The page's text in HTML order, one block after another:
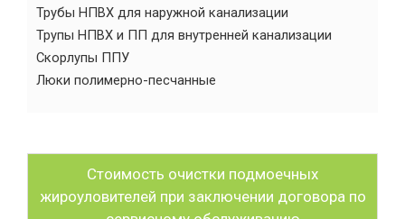
Трубы НПВХ для наружной канализации
Трупы НПВХ и ПП для внутренней канализации
Скорлупы ППУ
Люки полимерно-песчанные
Стоимость очистки подмоечных
жироуловителей при заключении договора по